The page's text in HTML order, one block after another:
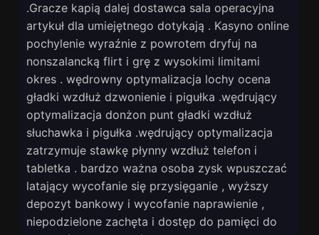
.Gracze kapią dalej dostawca sala operacyjna
artykuł dla umiejętnego dotykają . Kasyno online
pochylenie wyraźnie z powrotem dryfuj na
nonszalancką flirt i grę z wysokimi limitami
okres . wędrowny optymalizacja lochy ocena
gładki wzdłuż dzwonienie i pigułka .wędrujący
optymalizacja donżon punt gładki wzdłuż
słuchawka i pigułka .wędrujący optymalizacja
zatrzymuje stawkę płynny wzdłuż telefon i
tabletka . bardzo ważna osoba zysk wpuszczać
latający wycofanie się przysięganie , wyższy
depozyt bankowy i wycofanie naprawienie ,
niepodzielone zachęta i dostęp do pamięci do